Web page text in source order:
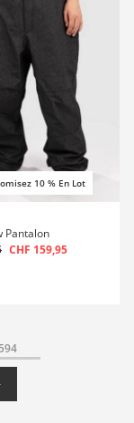
10 % En Lot
Pantalon
CHF 159,95